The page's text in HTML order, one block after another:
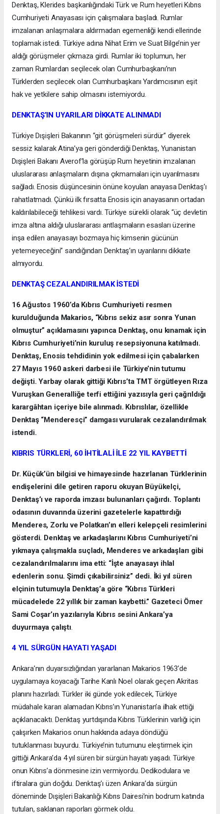
Denktaş, Klerides başkanlığındaki Türk ve Rum heyetleri Kıbrıs
Cumhuriyeti Anayasası için çalışmalara başladı. Rumlar
imzalanan anlaşmalara aldırmadan egemenliği kendi ellerinde
toplamak istedi. Türkiye adına Nihat Erim ve Suat Bilge’nin yer
aldığı görüşmeler çıkmaza girdi. Rumlar iki toplumun, her
zaman Rumlardan seçilecek olan Cumhurbaşkanı’nın
Türklerden seçilecek olan Cumhurbaşkanı Yardımcısının eşit
hak ve yetkilere sahip olmasını istemiyordu.
DENKTAŞ’IN UYARILARI DİKKATE ALINMADI
Türkiye Dışişleri Bakanının “git görüşmeleri sürdür” diyerek
sessiz kalarak Atina’ya geri gönderdiği Denktaş, Yunanistan
Dışişleri Bakanı Averof’la görüşüp Rum heyetinin imzalanan
uluslararası anlaşmaların dışına çıkmamaları için uyarılmasını
sağladı. Enosis düşüncesinin önüne koyulan anayasa Denktaş’ı
rahatlatmadı. Çünkü ilk fırsatta Enosis için anayasanın ortadan
kaldırılabileceği tehlikesi vardı. Türkiye sürekli olarak “üç devletin
imza altına aldığı uluslararası antlaşmaların esasları üzerine
inşa edilen anayasayı bozmaya hiç kimsenin gücünün
yetemeyeceğini” sandığından Denktaş’ın uyarılarını dikkate
almıyordu.
DENKTAŞ CEZALANDIRILMAK İSTEDİ
16 Ağustos 1960’da Kıbrıs Cumhuriyeti resmen
kurulduğunda Makarios, “Kıbrıs sekiz asır sonra Yunan
olmuştur” açıklamasını yapınca Denktaş, onu kınamak için
Kıbrıs Cumhuriyeti’nin kuruluş resepsiyonuna katılmadı.
Denktaş, Enosis tehdidinin yok edilmesi için çabalarken
27 Mayıs 1960 askeri darbesi ile Türkiye’nin tutumu
değişti. Yarbay olarak gittiği Kıbrıs’ta TMT örgütleyen Rıza
Vuruşkan Generalliğe terfi ettiğini yazısıyla geri çağrıldığı
karargâhtan içeriye bile alınmadı. Kıbrıslılar, özellikle
Denktaş “Menderesçi” damgası vurularak cezalandırılmak
istendi.
KIBRIS TÜRKLERİ, 60 İHTİLALİ İLE 22 YIL KAYBETTİ
Dr. Küçük’ün bilgisi ve himayesinde hazırlanan Türklerinin
endişelerini dile getiren raporu okuyan Büyükelçi,
Denktaş’ı ve raporda imzası bulunanları çağırdı. Toplantı
odasının duvarında üzerini gazetelerle kapattırdığı
Menderes, Zorlu ve Polatkan’ın elleri kelepçeli resimlerini
gösterdi. Denktaş ve arkadaşlarını Kıbrıs Cumhuriyeti’ni
yıkmaya çalışmakla suçladı, Menderes ve arkadaşları gibi
cezalandırılmalarını ima etti: “İşte anayasayı ihlal
edenlerin sonu. Şimdi çıkabilirsiniz” dedi. İki yıl süren
elçinin tutumuyla Denktaş’a göre “Kıbrıs Türkleri
mücadelede 22 yıllık bir zaman kaybetti.” Gazeteci Ömer
Sami Coşar’ın yazılarıyla Kıbrıs sesini Ankara’ya
duyurmaya çalıştı.
4 YIL SÜRGÜN HAYATI YAŞADI
Ankara’nın duyarsızlığından yararlanan Makarios 1963’de
uygulamaya koyacağı Tarihe Kanlı Noel olarak geçen Akritas
planını hazırladı. Türkler iki günde yok edilecek, Türkiye
müdahale kararı alamadan Kıbrıs’ın Yunanistan’a ilhak ettiği
açıklanacaktı. Denktaş yurtdışında Kıbrıs Türklerinin varlığı için
çalışırken Makarios onun hakkında adaya döndüğü
tutuklanması buyurdu. Türkiye’nin tutumunu eleştirmek için
gittiği Ankara’da 4 yıl süren bir sürgün hayatı yaşadı. Türkiye
onun Kıbrıs’a dönmesine izin vermiyordu. Dedikodulara ve
iftiralara gün doğdu. Denktaş’ı üzen Ankara’da sürgün
döneminde Dışişleri Bakanlığı Kıbrıs Dairesi’nin bodrum katında
tutulan, saklanan raporları görmek oldu.